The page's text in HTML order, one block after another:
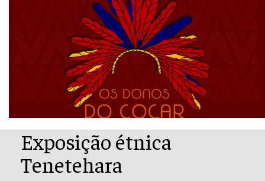
Exposição étnica
Tenetehara